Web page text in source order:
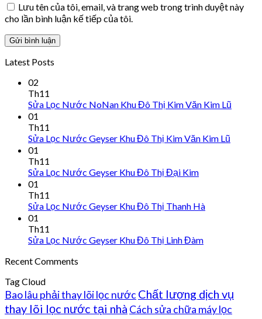
Lưu tên của tôi, email, và trang web trong trình duyệt này
cho lần bình luận kế tiếp của tôi.
Latest Posts
02
Th11
Sửa Lọc Nước NoNan Khu Đô Thị Kim Văn Kim Lũ
01
Th11
Sửa Lọc Nước Geyser Khu Đô Thị Kim Văn Kim Lũ
01
Th11
Sửa Lọc Nước Geyser Khu Đô Thị Đại Kim
01
Th11
Sửa Lọc Nước Geyser Khu Đô Thị Thanh Hà
01
Th11
Sửa Lọc Nước Geyser Khu Đô Thị Linh Đàm
Recent Comments
Tag Cloud
Bao lâu phải thay lõi lọc nước Chất lượng dịch vụ
thay lõi lọc nước tại nhà Cách sửa chữa máy lọc